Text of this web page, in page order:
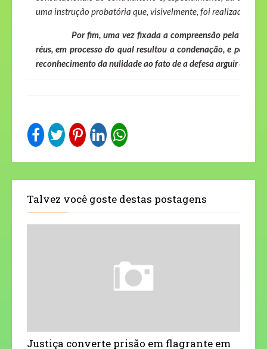
uma instrução probatória que, visivelmente, foi realizada em
Por fim, uma vez fixada a compreensão pela
réus, em processo do qual resultou a condenação, e
reconhecimento da nulidade ao fato de a defesa arguir ou
Talvez você goste destas postagens
Justiça converte prisão em flagrante em